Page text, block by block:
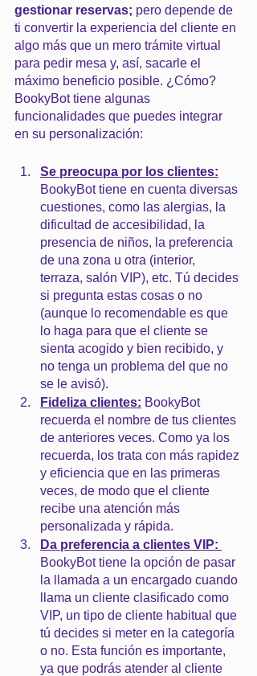
gestionar reservas; pero depende de
ti convertir la experiencia del cliente en
algo más que un mero trámite virtual
para pedir mesa y, así, sacarle el
máximo beneficio posible. ¿Cómo?
BookyBot tiene algunas
funcionalidades que puedes integrar
en su personalización:
Se preocupa por los clientes:
BookyBot tiene en cuenta diversas
cuestiones, como las alergias, la
dificultad de accesibilidad, la
presencia de niños, la preferencia
de una zona u otra (interior,
terraza, salón VIP), etc. Tú decides
si pregunta estas cosas o no
(aunque lo recomendable es que
lo haga para que el cliente se
sienta acogido y bien recibido, y
no tenga un problema del que no
se le avisó).
Fideliza clientes: BookyBot
recuerda el nombre de tus clientes
de anteriores veces. Como ya los
recuerda, los trata con más rapidez
y eficiencia que en las primeras
veces, de modo que el cliente
recibe una atención más
personalizada y rápida.
Da preferencia a clientes VIP:
BookyBot tiene la opción de pasar
la llamada a un encargado cuando
llama un cliente clasificado como
VIP, un tipo de cliente habitual que
tú decides si meter en la categoría
o no. Esta función es importante,
ya que podrás atender al cliente